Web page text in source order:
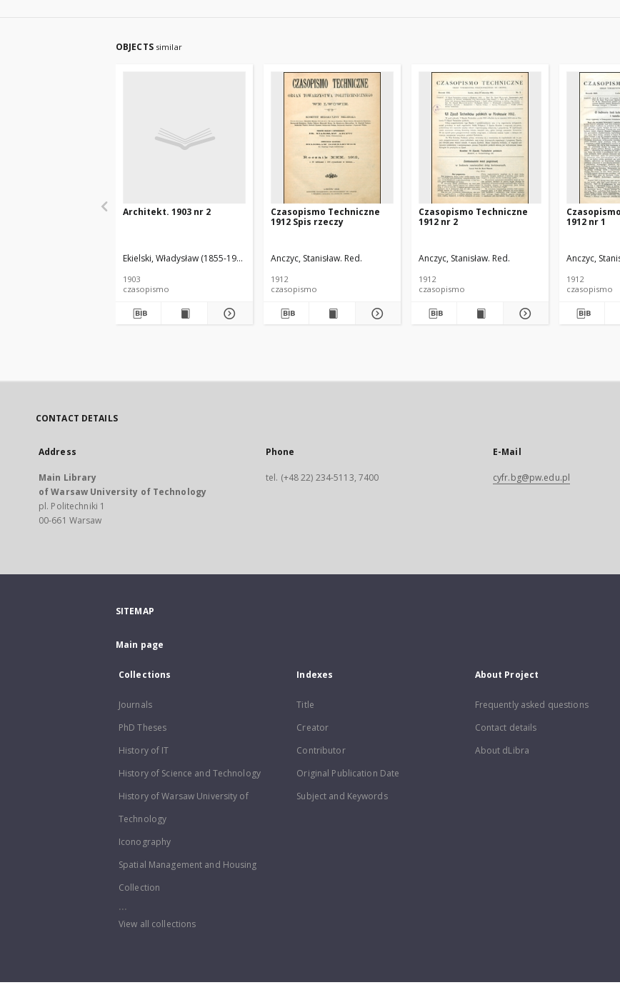
OBJECTS similar
Architekt. 1903 nr 2
Ekielski, Władysław (1855-1927). Red.
1903
czasopismo
Czasopismo Techniczne
1912 Spis rzeczy
Anczyc, Stanisław. Red.
1912
czasopismo
Czasopismo Techniczne
1912 nr 2
Anczyc, Stanisław. Red.
1912
czasopismo
1912 nr 1
Anczyc,
1912
czasopismo
CONTACT DETAILS
Address
Main Library
of Warsaw University of Technology
pl. Politechniki 1
00-661 Warsaw
Phone
tel. (+48 22) 234-5113, 7400
E-Mail
cyfr.bg@pw.edu.pl
SITEMAP
Main page
Collections
Journals
PhD Theses
History of IT
History of Science and Technology
History of Warsaw University of
Technology
Iconography
Spatial Management and Housing
Collection
...
View all collections
Indexes
Title
Creator
Contributor
Original Publication Date
Subject and Keywords
About Project
Frequently asked questions
Contact details
About dLibra